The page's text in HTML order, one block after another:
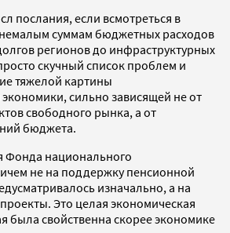
послания, если всмотреться в
суммам бюджетных расходов
регионов до инфраструктурных
скучный список проблем и
тяжелой картины
сильно зависящей не от
свободного рынка, а от
бюджета.
Фонда национального
не на поддержку пенсионной
изначально, а на
Это целая экономическая
была свойственна скорее экономике